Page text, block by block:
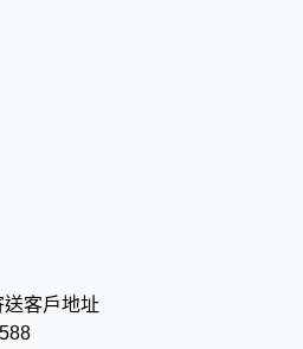
送客戶地址